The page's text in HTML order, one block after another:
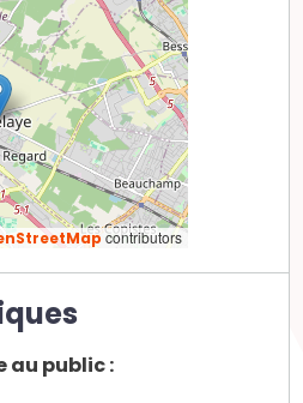
contributors
au public :